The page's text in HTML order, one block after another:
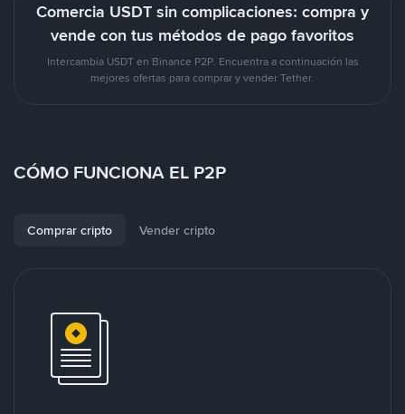
Comercia USDT sin complicaciones: compra y
vende con tus métodos de pago favoritos
Intercambia USDT en Binance P2P. Encuentra a continuación las
mejores ofertas para comprar y vender Tether.
CÓMO FUNCIONA EL P2P
Comprar cripto Vender cripto